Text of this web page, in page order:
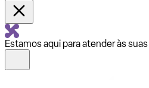
Estamos aqui para atender às